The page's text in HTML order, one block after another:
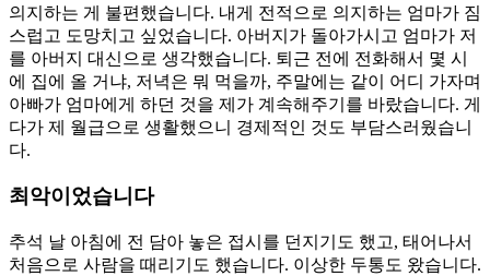
의지하는 게 불편했습니다. 내게 전적으로 의지하는 엄마가 짐
스럽고 도망치고 싶었습니다. 아버지가 돌아가시고 엄마가 저
를 아버지 대신으로 생각했습니다. 퇴근 전에 전화해서 몇 시
에 집에 올 거냐, 저녁은 뭐 먹을까, 주말에는 같이 어디 가자며
아빠가 엄마에게 하던 것을 제가 계속해주기를 바랐습니다. 게
다가 제 월급으로 생활했으니 경제적인 것도 부담스러웠습니
다.
최악이었습니다
추석 날 아침에 전 담아 놓은 접시를 던지기도 했고, 태어나서
처음으로 사람을 때리기도 했습니다. 이상한 두통도 왔습니다.